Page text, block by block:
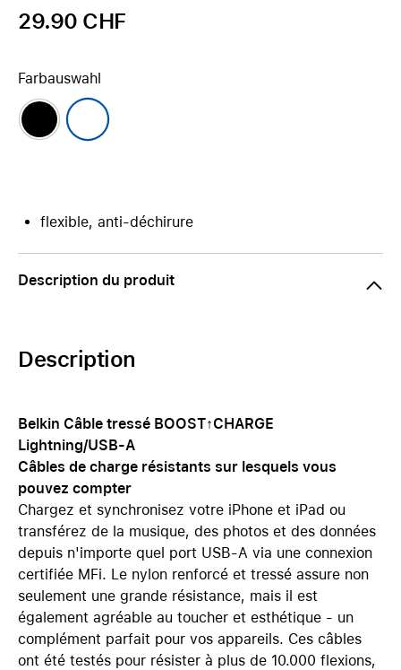
29.90 CHF
Farbauswahl
flexible, anti-déchirure
Description du produit
Description
Belkin Câble tressé BOOST↑CHARGE
Lightning/USB-A
Câbles de charge résistants sur lesquels vous
pouvez compter
Chargez et synchronisez votre iPhone et iPad ou
transférez de la musique, des photos et des données
depuis n'importe quel port USB-A via une connexion
certifiée MFi. Le nylon renforcé et tressé assure non
seulement une grande résistance, mais il est
également agréable au toucher et esthétique - un
complément parfait pour vos appareils. Ces câbles
ont été testés pour résister à plus de 10.000 flexions,